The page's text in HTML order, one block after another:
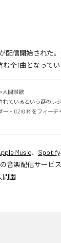
が配信開始され
む全1曲となってい
人間讃歌
ているという謎のレ
ー・OZIGIRIをフィー
Music、 Spotify
音楽配信サービ
間園